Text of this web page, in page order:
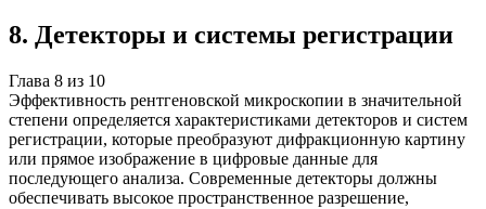
8. Детекторы и системы регистрации
Глава 8 из 10
Эффективность рентгеновской микроскопии в значительной
степени определяется характеристиками детекторов и систем
регистрации, которые преобразуют дифракционную картину
или прямое изображение в цифровые данные для
последующего анализа. Современные детекторы должны
обеспечивать высокое пространственное разрешение,